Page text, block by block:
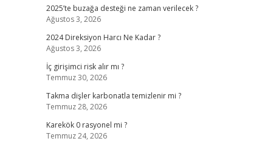
2025’te buzağa desteği ne zaman verilecek ?
Ağustos 3, 2026
2024 Direksiyon Harcı Ne Kadar ?
Ağustos 3, 2026
İç girişimci risk alır mı ?
Temmuz 30, 2026
Takma dişler karbonatla temizlenir mi ?
Temmuz 28, 2026
Karekök 0 rasyonel mi ?
Temmuz 24, 2026